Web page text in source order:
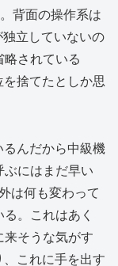
背面の操作系は
立していないの
略されている
捨てたとしか思
るんだから中級機
ぶにはまだ早い
は何も変わって
。これはあく
来そうな気がす
これに手を出す